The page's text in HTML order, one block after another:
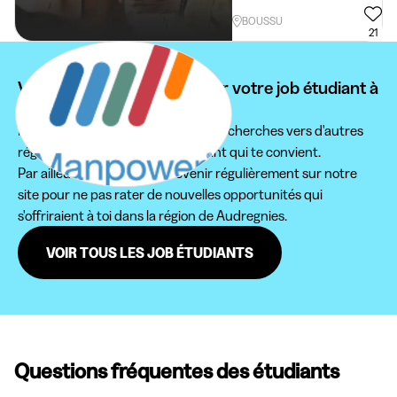
BOUSSU
21
Vous ne pouvez pas trouver votre job étudiant à
Audregnies ?
Nous te conseillons d'étendre tes recherches vers d'autres
régions pour trouver le job étudiant qui te convient.
Par ailleurs, n'hésite pas à revenir régulièrement sur notre
site pour ne pas rater de nouvelles opportunités qui
s'offriraient à toi dans la région de Audregnies.
VOIR TOUS LES JOB ÉTUDIANTS
Questions fréquentes des étudiants